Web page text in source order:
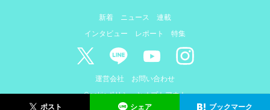
ポスト シェア ブックマーク
新着 ニュース
連載
インタビュー
レポート 特集
運営会社
お問い合わせ
Cookieポリシーとオプトアウト